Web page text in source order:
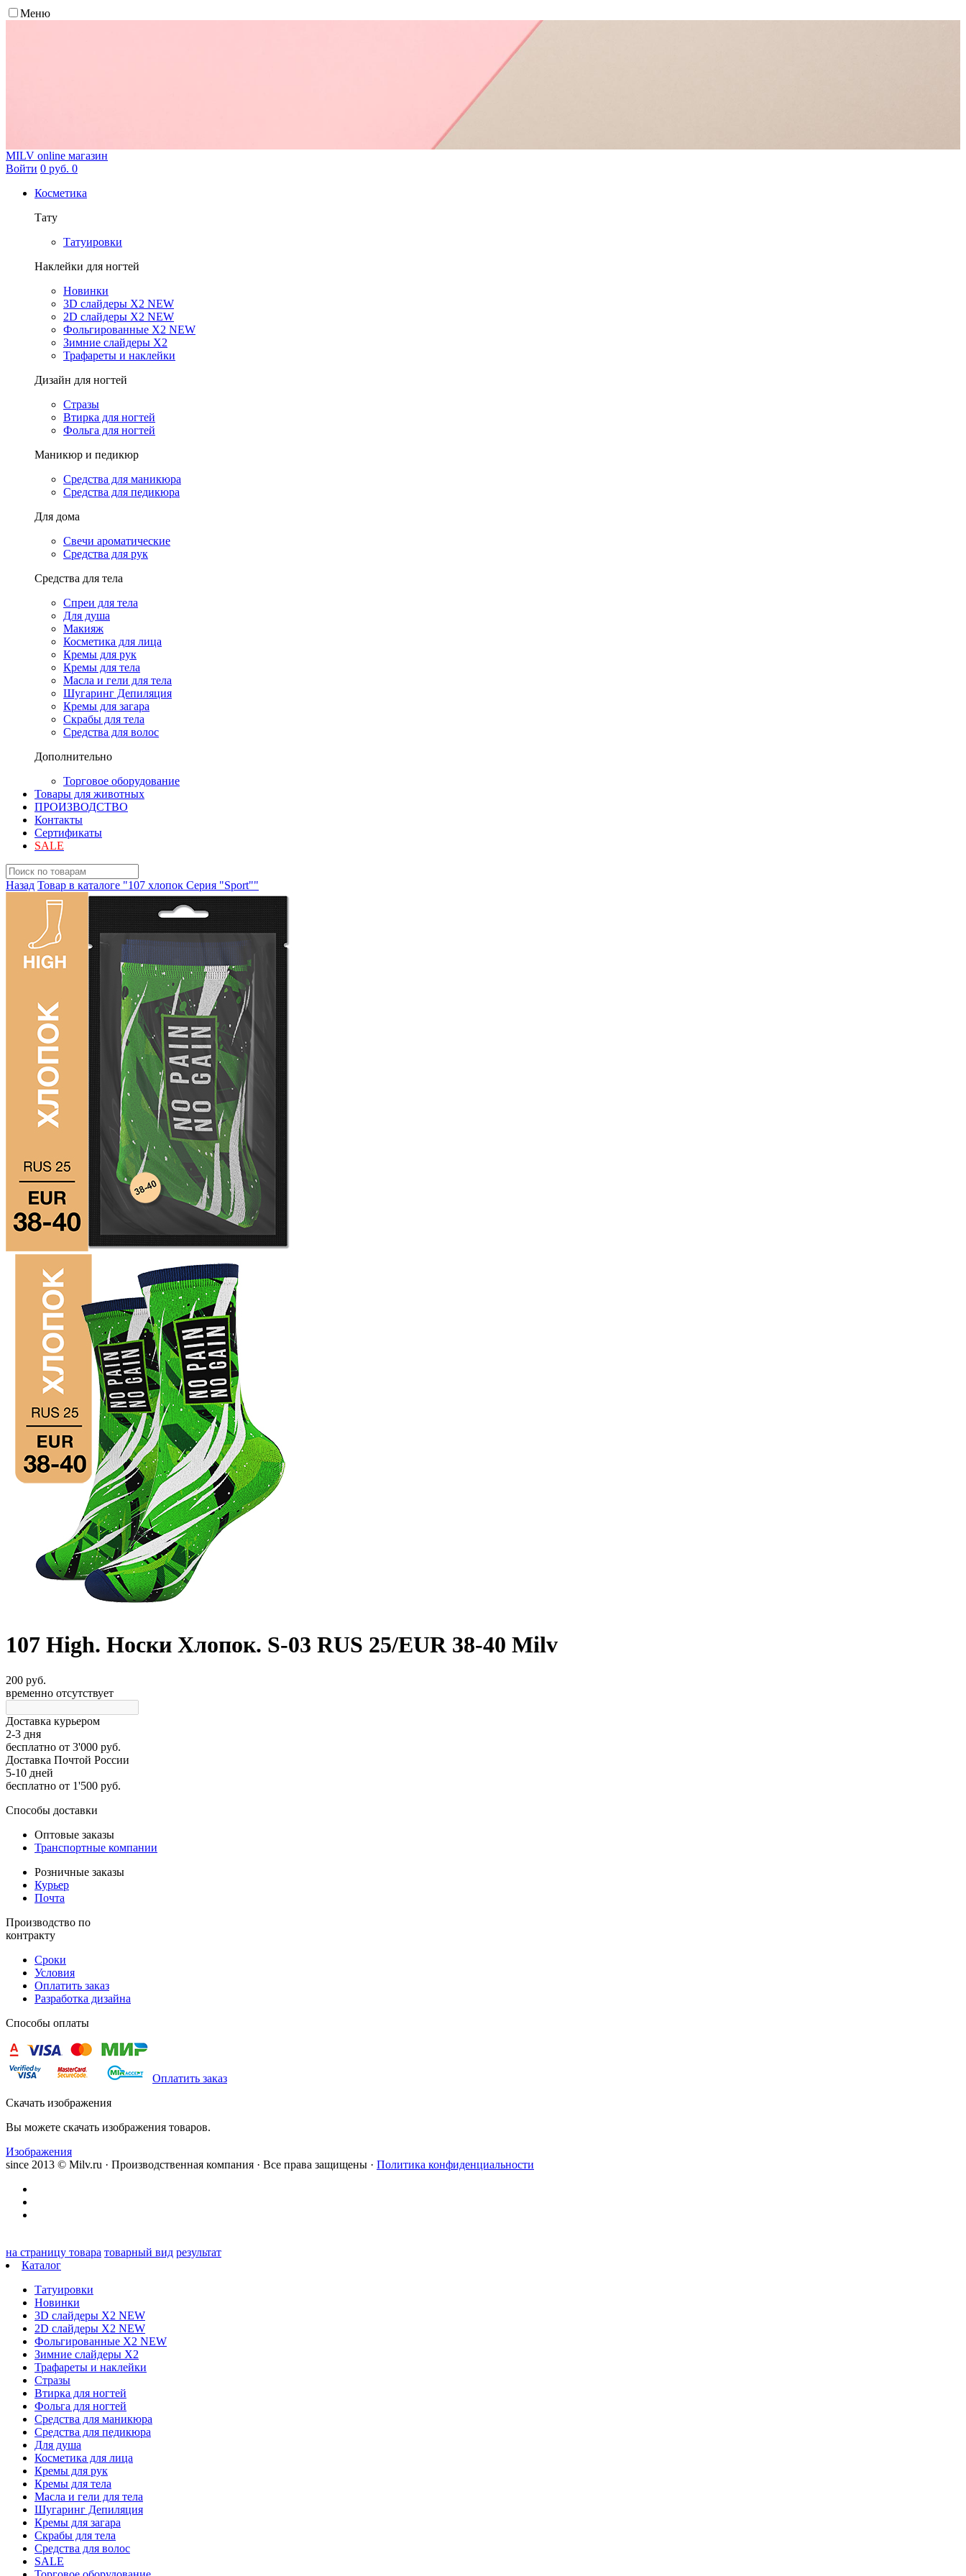
Меню
MILV online магазин
Войти 0 руб. 0
Косметика
Тату
Татуировки
Наклейки для ногтей
Новинки
3D слайдеры X2 NEW
2D слайдеры X2 NEW
Фольгированные X2 NEW
Зимние слайдеры Х2
Трафареты и наклейки
Дизайн для ногтей
Стразы
Втирка для ногтей
Фольга для ногтей
Маникюр и педикюр
Средства для маникюра
Средства для педикюра
Для дома
Свечи ароматические
Средства для рук
Средства для тела
Спреи для тела
Для душа
Макияж
Косметика для лица
Кремы для рук
Кремы для тела
Масла и гели для тела
Шугаринг Депиляция
Кремы для загара
Скрабы для тела
Средства для волос
Дополнительно
Торговое оборудование
Товары для животных
ПРОИЗВОДСТВО
Контакты
Сертификаты
SALE
Назад Товар в каталоге "107 хлопок Серия "Sport""
107 High. Носки Хлопок. S-03 RUS 25/EUR 38-40 Milv
200 руб.
временно отсутствует
Доставка курьером
2-3 дня
бесплатно от 3'000 руб.
Доставка Почтой России
5-10 дней
бесплатно от 1'500 руб.
Способы доставки
Оптовые заказы
Транспортные компании
Розничные заказы
Курьер
Почта
Производство по
контракту
Сроки
Условия
Оплатить заказ
Разработка дизайна
Способы оплаты
Оплатить заказ
Скачать изображения
Вы можете скачать изображения товаров.
Изображения
since 2013 © Milv.ru · Производственная компания · Все права защищены · Политика конфиденциальности
на страницу товара товарный вид результат
Каталог
Татуировки
Новинки
3D слайдеры X2 NEW
2D слайдеры X2 NEW
Фольгированные X2 NEW
Зимние слайдеры Х2
Трафареты и наклейки
Стразы
Втирка для ногтей
Фольга для ногтей
Средства для маникюра
Средства для педикюра
Для душа
Косметика для лица
Кремы для рук
Кремы для тела
Масла и гели для тела
Шугаринг Депиляция
Кремы для загара
Скрабы для тела
Средства для волос
SALE